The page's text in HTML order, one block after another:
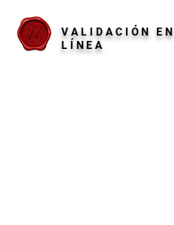
VALIDACIÓN EN
LÍNEA